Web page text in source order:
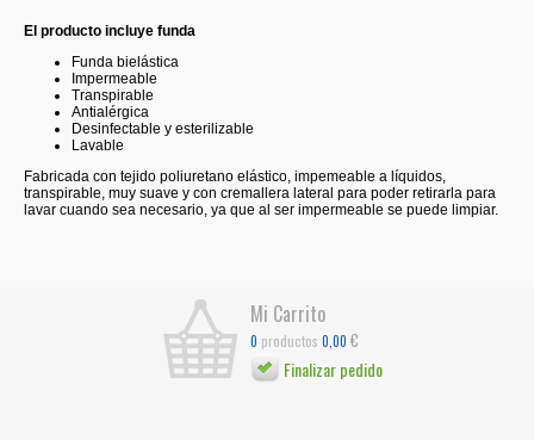
El producto incluye funda
Funda bielástica
Impermeable
Transpirable
Antialérgica
Desinfectable y esterilizable
Lavable
Fabricada con tejido poliuretano elástico, impemeable a líquidos,
transpirable, muy suave y con cremallera lateral para poder retirarla para
lavar cuando sea necesario, ya que al ser impermeable se puede limpiar.
Mi Carrito
0 productos 0,00 €
Finalizar pedido